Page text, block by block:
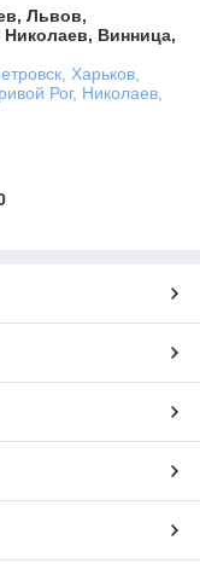
Львов,
Винница,
Харьков,
Рог, Николаев,